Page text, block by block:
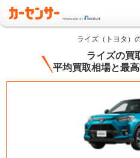
ライズ（トヨタ）
ライズの買
平均買取相場と最